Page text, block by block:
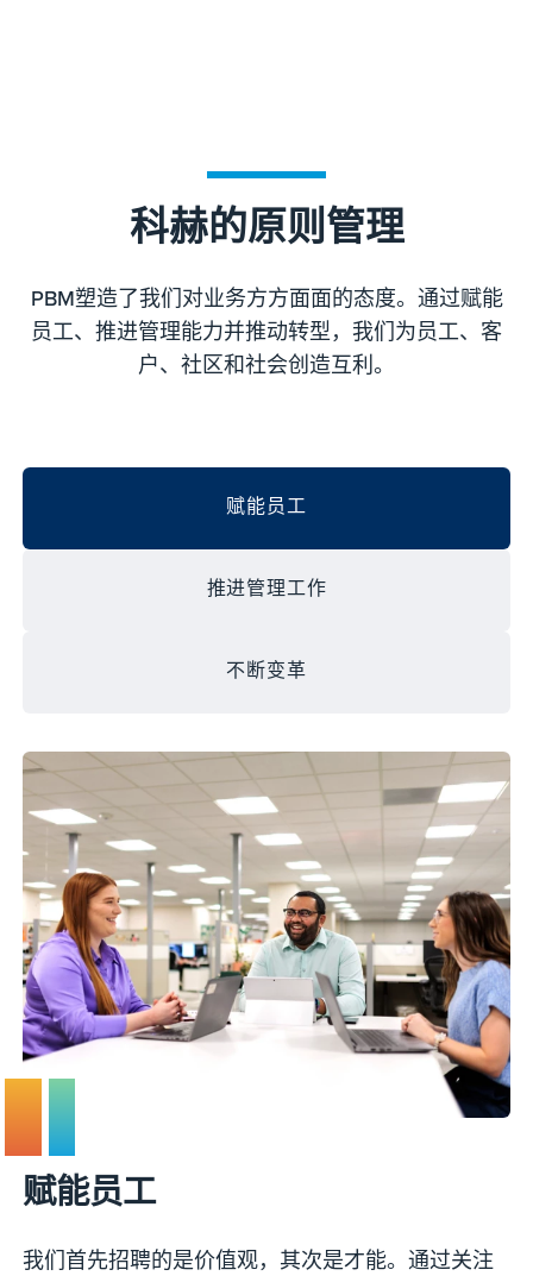
科赫的原则管理
PBM塑造了我们对业务方方面面的态度。通过赋能
员工、推进管理能力并推动转型，我们为员工、客
户、社区和社会创造互利。
赋能员工
推进管理工作
不断变革
赋能员工
我们首先招聘的是价值观，其次是才能。通过关注